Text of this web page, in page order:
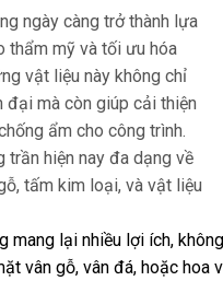
ngày càng trở thành lựa
thẩm mỹ và tối ưu hóa
vật liệu này không chỉ
đại mà còn giúp cải thiện
ẩm cho công trình.
hiện nay đa dạng về
tấm kim loại, và vật liệu
lại nhiều lợi ích,
vân gỗ, vân đá, hoặc